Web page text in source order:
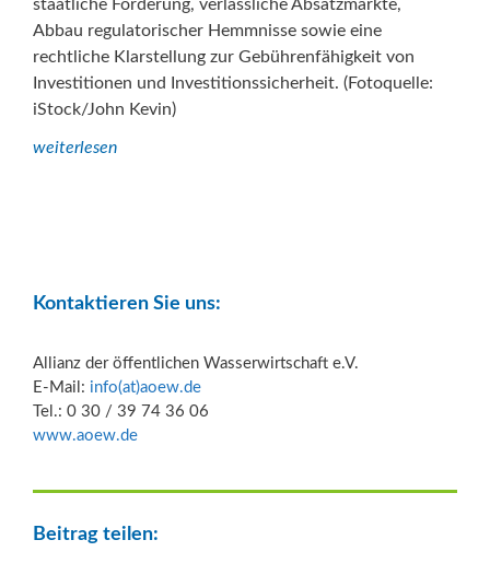
staatliche Förderung, verlässliche Absatzmärkte,
Abbau regulatorischer Hemmnisse sowie eine
rechtliche Klarstellung zur Gebührenfähigkeit von
Investitionen und Investitionssicherheit. (Fotoquelle:
iStock/John Kevin)
weiterlesen
Kontaktieren Sie uns:
Allianz der öffentlichen Wasserwirtschaft e.V.
E-Mail: info(at)aoew.de
Tel.: 0 30 / 39 74 36 06
www.aoew.de
Beitrag teilen: